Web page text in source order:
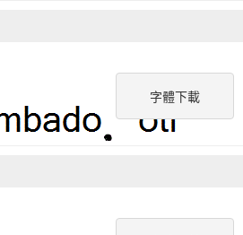
字體下載